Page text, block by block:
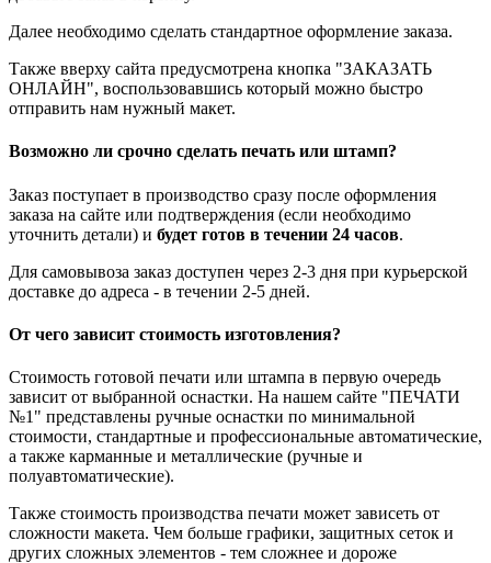
Далее необходимо сделать стандартное оформление заказа.
Также вверху сайта предусмотрена кнопка "ЗАКАЗАТЬ
ОНЛАЙН", воспользовавшись который можно быстро
отправить нам нужный макет.
Возможно ли срочно сделать печать или штамп?
Заказ поступает в производство сразу после оформления
заказа на сайте или подтверждения (если необходимо
уточнить детали) и будет готов в течении 24 часов.
Для самовывоза заказ доступен через 2-3 дня при курьерской
доставке до адреса - в течении 2-5 дней.
От чего зависит стоимость изготовления?
Стоимость готовой печати или штампа в первую очередь
зависит от выбранной оснастки. На нашем сайте "ПЕЧАТИ
№1" представлены ручные оснастки по минимальной
стоимости, стандартные и профессиональные автоматические,
а также карманные и металлические (ручные и
полуавтоматические).
Также стоимость производства печати может зависеть от
сложности макета. Чем больше графики, защитных сеток и
других сложных элементов - тем сложнее и дороже